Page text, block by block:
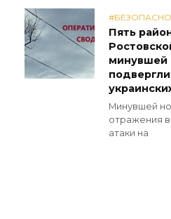
Пять
минувшей
Минувшей
отражения
атаки на